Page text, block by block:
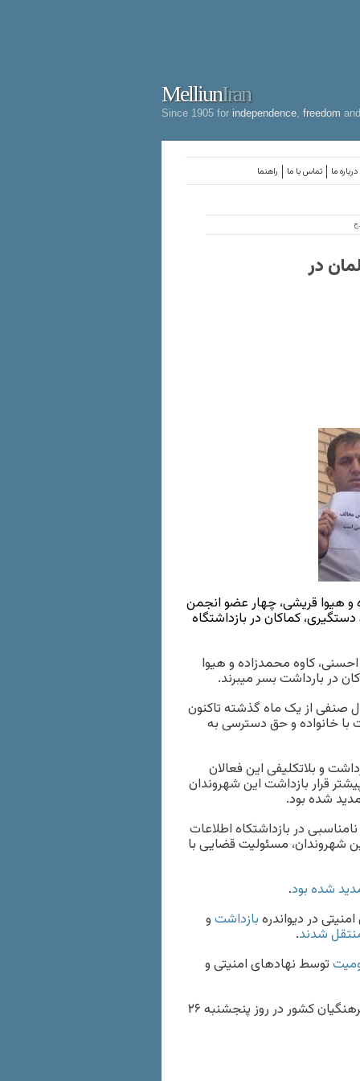
MelliunIran
Since 1905 for independence freedom
راهنما تماس با ما درباره ما
در
و هیوا قریشی، چهار عضو انجمن
علیرغم گذشت ۶۹ روز از زمان دستگیری، کماکان در بازداشتگاه
احسنی، کاوه محمدزاده و هیوا
در بارداشت بسر میبرند.
صنفی از یک ماه گذشته تاکنون
با خانواده و حق دسترسی به
و بلاتکلیفی این فعالان
قرار بازداشت این شهروندان
شده بود.
در بازداشتکاه اطلاعات
شهروندان، مسئولیت قضایی با
شده بود.
بازداشتو
شدند.
توسط نهادهای امنیتی و
به جمع بندی اعتراضات معلمان و فرهنگیان کشور در روز پنجشنبه ۲۶